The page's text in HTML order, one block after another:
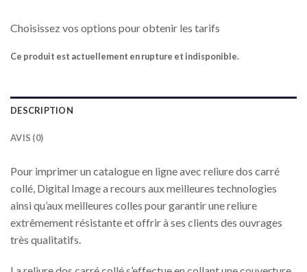
Choisissez vos options pour obtenir les tarifs
Ce produit est actuellement en rupture et indisponible.
DESCRIPTION
AVIS (0)
Pour imprimer un catalogue en ligne avec reliure dos carré
collé, Digital Image a recours aux meilleures technologies
ainsi qu’aux meilleures colles pour garantir une reliure
extrêmement résistante et offrir à ses clients des ouvrages
très qualitatifs.